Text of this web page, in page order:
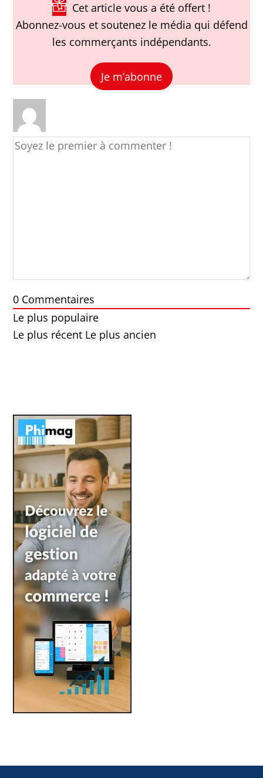
Cet article vous a été offert !
Abonnez-vous et soutenez le média qui défend
les commerçants indépendants.
Je m’abonne
0 Commentaires
Le plus populaire
Le plus récent Le plus ancien